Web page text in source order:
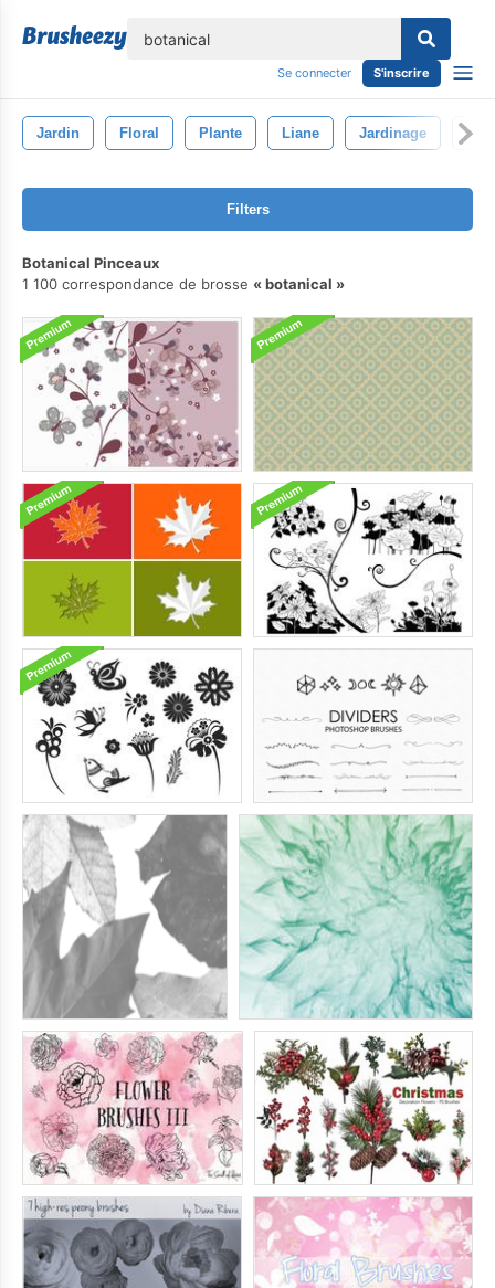
Se connecter S'inscrire
Jardin Floral Plante Liane Jardinage
Filters
Botanical Pinceaux
1 100 correspondance de brosse
botanical